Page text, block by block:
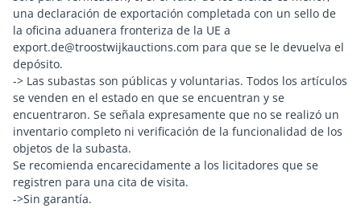
una declaración de exportación completada con un sello de
la oficina aduanera fronteriza de la UE a
export.de@troostwijkauctions.com para que se le devuelva el
depósito.
-> Las subastas son públicas y voluntarias. Todos los artículos
se venden en el estado en que se encuentran y se
encuentraron. Se señala expresamente que no se realizó un
inventario completo ni verificación de la funcionalidad de los
objetos de la subasta.
Se recomienda encarecidamente a los licitadores que se
registren para una cita de visita.
->Sin garantía.